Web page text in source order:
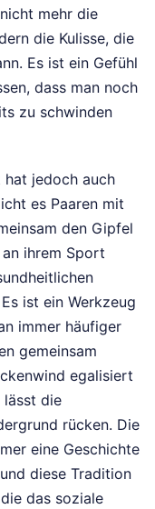
mehr die
die Kulisse, die
Es ist ein Gefühl
dass man noch
zu schwinden
hat jedoch auch
es Paaren mit
den Gipfel
ihrem Sport
ist ein Werkzeug
immer häufiger
gemeinsam
egalisiert
lässt die
rücken. Die
eine Geschichte
diese Tradition
das soziale